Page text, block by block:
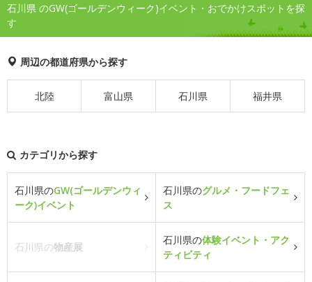
石川県 のGW(ゴールデンウィーク)イベント・おでかけスポットを探
す
周辺の都道府県から探す
北陸 富山県 石川県 福井県
カテゴリから探す
石川県のGW(ゴールデンウィ
ーク)イベント
石川県のグルメ・フードフェ
ス
石川県の物産展
石川県の体験イベント・アク
ティビティ